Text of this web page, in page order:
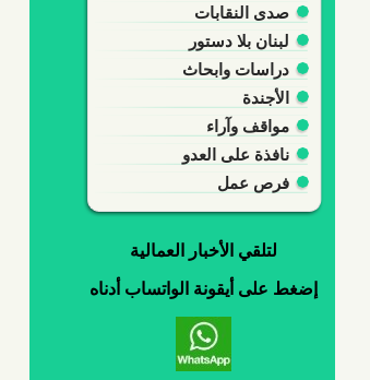
صدى النقابات
لبنان بلا دستور
دراسات وابحاث
الأجندة
مواقف وآراء
نافذة على العدو
فرص عمل
لتلقي الأخبار العمالية
إضغط على أيقونة الواتساب أدناه